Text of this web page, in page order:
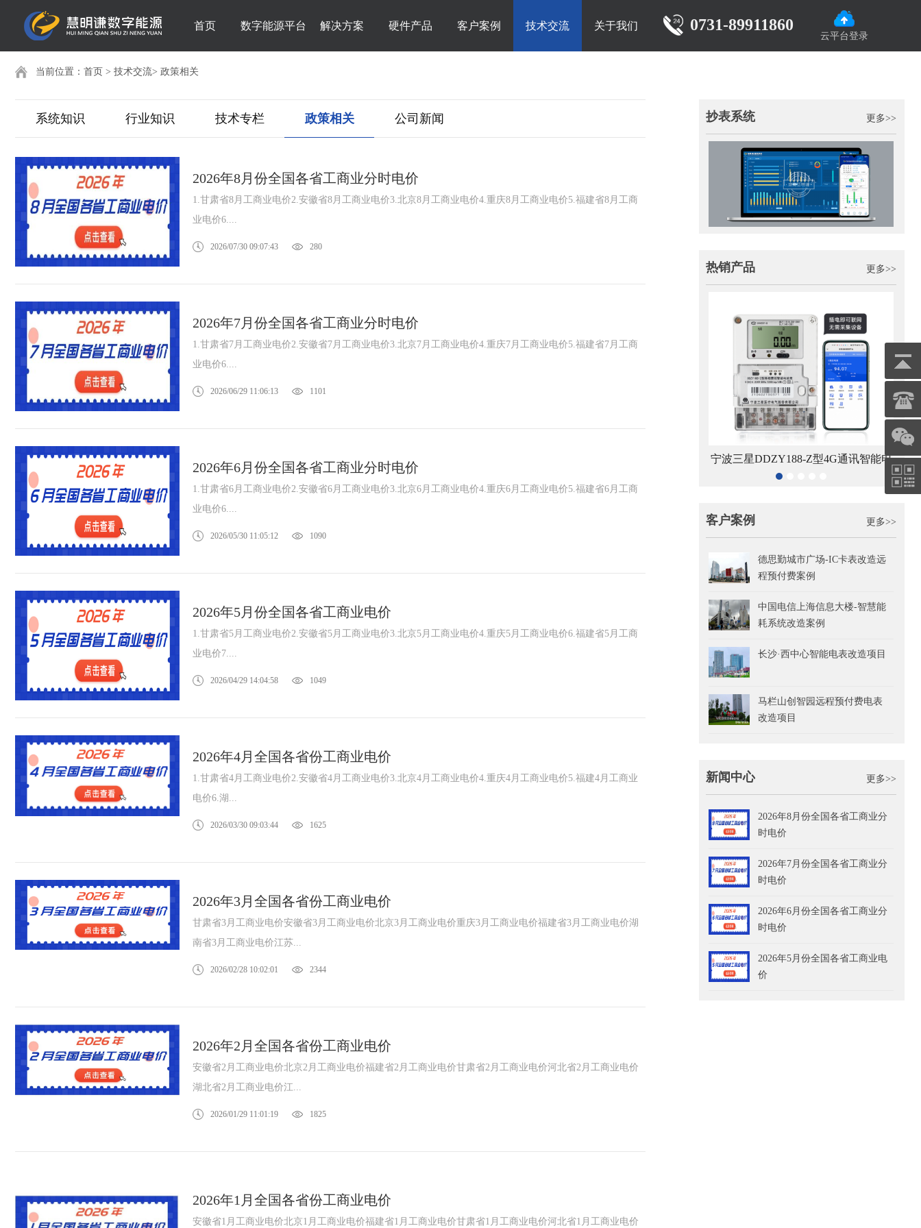
云平台登录
0731-89911860
首页 数字能源平台 解决方案 硬件产品 客户案例 技术交流 关于我们
当前位置： 首页 > 技术交流> 政策相关
系统知识 行业知识 技术专栏 政策相关 公司新闻
2026年8月份全国各省工商业分时电价
1.甘肃省8月工商业电价2.安徽省8月工商业电价3.北京8月工商业电价4.重庆8月工商业电价5.福建省8月工商
业电价6....
2026/07/30 09:07:43 280
2026年7月份全国各省工商业分时电价
1.甘肃省7月工商业电价2.安徽省7月工商业电价3.北京7月工商业电价4.重庆7月工商业电价5.福建省7月工商
业电价6....
2026/06/29 11:06:13 1101
2026年6月份全国各省工商业分时电价
1.甘肃省6月工商业电价2.安徽省6月工商业电价3.北京6月工商业电价4.重庆6月工商业电价5.福建省6月工商
业电价6....
2026/05/30 11:05:12 1090
2026年5月份全国各省工商业电价
1.甘肃省5月工商业电价2.安徽省5月工商业电价3.北京5月工商业电价4.重庆5月工商业电价6.福建省5月工商
业电价7....
2026/04/29 14:04:58 1049
2026年4月全国各省份工商业电价
1.甘肃省4月工商业电价2.安徽省4月工商业电价3.北京4月工商业电价4.重庆4月工商业电价5.福建4月工商业
电价6.湖...
2026/03/30 09:03:44 1625
2026年3月全国各省份工商业电价
甘肃省3月工商业电价安徽省3月工商业电价北京3月工商业电价重庆3月工商业电价福建省3月工商业电价湖
南省3月工商业电价江苏...
2026/02/28 10:02:01 2344
2026年2月全国各省份工商业电价
安徽省2月工商业电价北京2月工商业电价福建省2月工商业电价甘肃省2月工商业电价河北省2月工商业电价
湖北省2月工商业电价江...
2026/01/29 11:01:19 1825
2026年1月全国各省份工商业电价
安徽省1月工商业电价北京1月工商业电价福建省1月工商业电价甘肃省1月工商业电价河北省1月工商业电价
抄表系统 更多>>
热销产品 更多>>
宁波三星DDZY188-Z型4G通讯智能电 杭州海兴DDZY208-Z型
能电能表
客户案例 更多>>
德思勤城市广场-IC卡表改造远
程预付费案例
中国电信上海信息大楼-智慧能
耗系统改造案例
长沙·西中心智能电表改造项目
马栏山创智园远程预付费电表
改造项目
新闻中心 更多>>
2026年8月份全国各省工商业分
时电价
2026年7月份全国各省工商业分
时电价
2026年6月份全国各省工商业分
时电价
2026年5月份全国各省工商业电
价